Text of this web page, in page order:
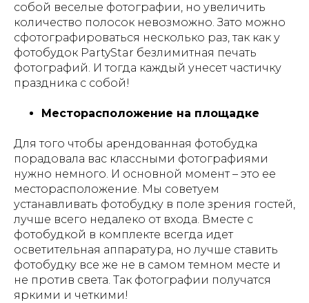
собой веселые фотографии, но увеличить
количество полосок невозможно. Зато можно
сфотографироваться несколько раз, так как у
фотобудок PartyStar безлимитная печать
фотографий. И тогда каждый унесет частичку
праздника с собой!
Месторасположение на площадке
Для того чтобы арендованная фотобудка
порадовала вас классными фотографиями
нужно немного. И основной момент – это ее
месторасположение. Мы советуем
устанавливать фотобудку в поле зрения гостей,
лучше всего недалеко от входа. Вместе с
фотобудкой в комплекте всегда идет
осветительная аппаратура, но лучше ставить
фотобудку все же не в самом темном месте и
не против света. Так фотографии получатся
яркими и четкими!